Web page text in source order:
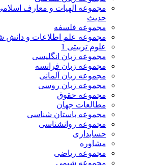
مجموعه الهیات و معارف
حدیث
مجموعه فلسفه
مجموعه علم اطلاعات و دانش
علوم تربیتی 1
مجموعه زبان انگلیسی
مجموعه زبان فرانسه
مجموعه زبان آلمانی
مجموعه زبان روسی
مجموعه حقوق
مطالعات جهان
مجموعه باستان شناسی
مجموعه روانشناسی
حسابداری
مشاوره
مجموعه ریاضی
مجموعه شیمی